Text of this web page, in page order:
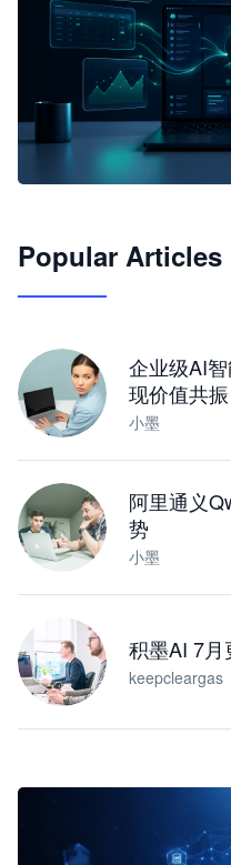
JimoClaw 桌面 AI
Popular Articles
企业级AI
现价值共振
小墨
阿里通义
势
小墨
积墨AI 7
keepcleargas